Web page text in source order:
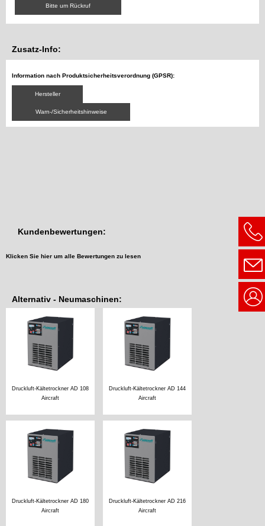
Bitte um Rückruf
Zusatz-Info:
Information nach Produktsicherheitsverordnung (GPSR):
Hersteller
Warn-/Sicherheitshinweise
Kundenbewertungen:
Klicken Sie hier um alle Bewertungen zu lesen
Alternativ - Neumaschinen:
Druckluft-Kältetrockner AD 108
Aircraft
Druckluft-Kältetrockner AD 144
Aircraft
Druckluft-Kältetrockner AD 180
Aircraft
Druckluft-Kältetrockner AD 216
Aircraft